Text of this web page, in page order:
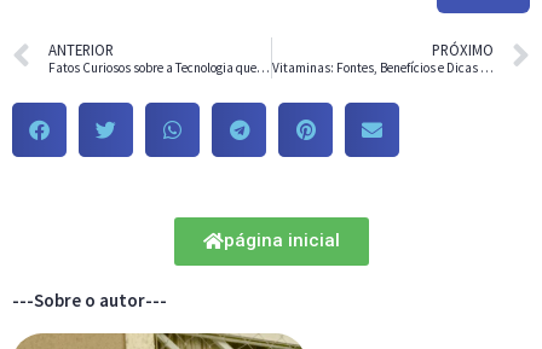
ANTERIOR
Fatos Curiosos sobre a Tecnologia que irão Surpreender Você!
PRÓXIMO
Vitaminas: Fontes, Benefícios e Dicas para uma Alimentação Saudável
página inicial
---Sobre o autor---